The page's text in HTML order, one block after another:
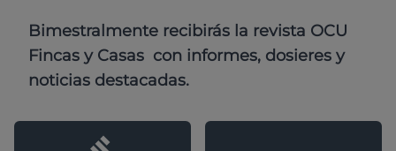
Bimestralmente recibirás la revista OCU
Fincas y Casas con informes, dosieres y
noticias destacadas.